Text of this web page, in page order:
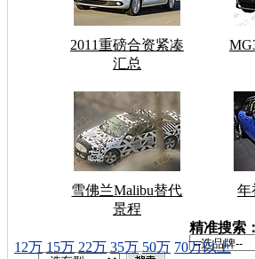
2011重磅合资紧凑
汇总
雪佛兰Malibu替代
景程
年
车型搜索：
精准搜索：
12万 15万 22万 35万 50万 70万以上